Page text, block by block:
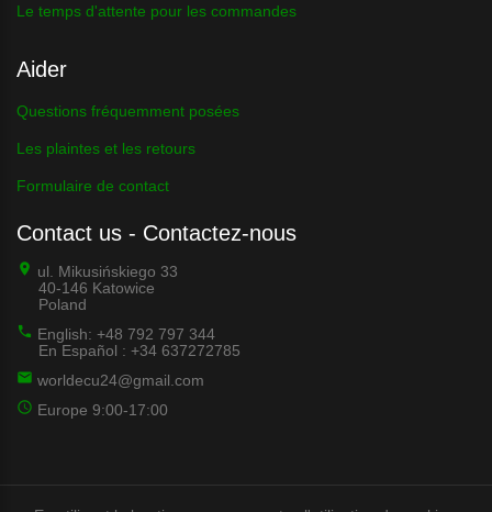
Le temps d'attente pour les commandes
Aider
Questions fréquemment posées
Les plaintes et les retours
Formulaire de contact
Contact us - Contactez-nous
ul. Mikusińskiego 33
40-146 Katowice
Poland
English: +48 792 797 344
En Español : +34 637272785
worldecu24@gmail.com
Europe 9:00-17:00